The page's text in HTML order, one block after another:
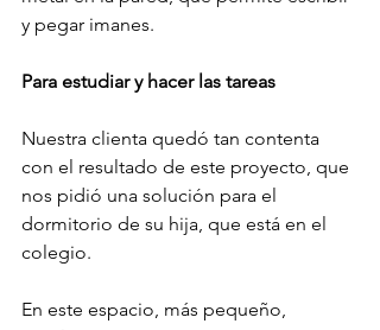
y pegar imanes.
Para estudiar y hacer las tareas
Nuestra clienta quedó tan contenta
con el resultado de este proyecto, que
nos pidió una solución para el
dormitorio de su hija, que está en el
colegio.
En este espacio, más pequeño,